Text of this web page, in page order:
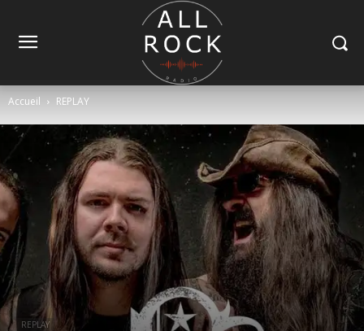
Accueil REPLAY
REPLAY